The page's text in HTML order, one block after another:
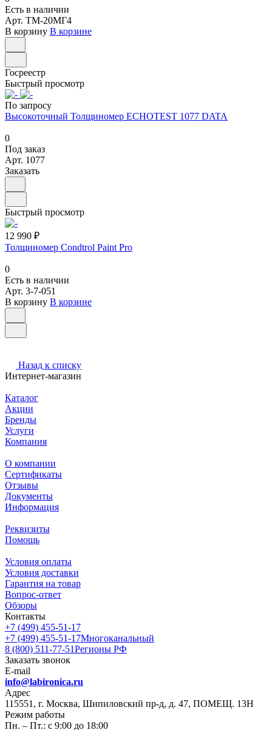
Есть в наличии
Арт. ТМ-20МГ4
В корзину В корзине
Госреестр
Быстрый просмотр
По запросу
Высокоточный Толщиномер ECHOTEST 1077 DATA
0
Под заказ
Арт. 1077
Заказать
Быстрый просмотр
12 990 ₽
Толщиномер Condtrol Paint Pro
0
Есть в наличии
Арт. 3-7-051
В корзину В корзине
Назад к списку
Интернет-магазин
Каталог
Акции
Бренды
Услуги
Компания
О компании
Сертификаты
Отзывы
Документы
Информация
Реквизиты
Помощь
Условия оплаты
Условия доставки
Гарантия на товар
Вопрос-ответ
Обзоры
Контакты
+7 (499) 455-51-17
+7 (499) 455-51-17Многоканальный
8 (800) 511-77-51Регионы РФ
Заказать звонок
E-mail
info@labironica.ru
Адрес
115551, г. Москва, Шипиловский пр-д, д. 47, ПОМЕЩ. 13Н
Режим работы
Пн. – Пт.: с 9:00 до 18:00